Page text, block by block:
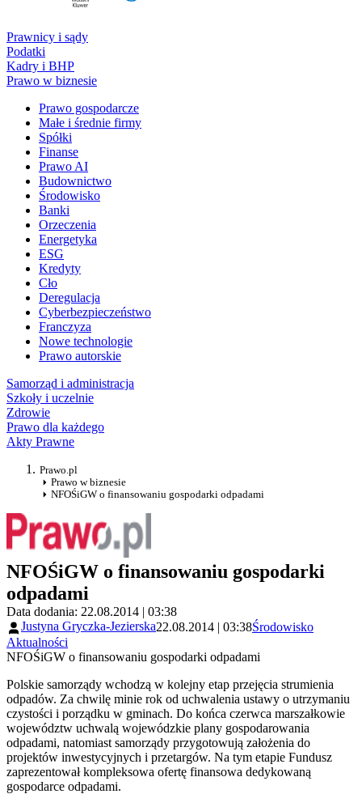
Prawnicy i sądy
Podatki
Kadry i BHP
Prawo w biznesie
Prawo gospodarcze
Małe i średnie firmy
Spółki
Finanse
Prawo AI
Budownictwo
Środowisko
Banki
Orzeczenia
Energetyka
ESG
Kredyty
Cło
Deregulacja
Cyberbezpieczeństwo
Franczyza
Nowe technologie
Prawo autorskie
Samorząd i administracja
Szkoły i uczelnie
Zdrowie
Prawo dla każdego
Akty Prawne
Prawo.pl
Prawo w biznesie
NFOŚiGW o finansowaniu gospodarki odpadami
NFOŚiGW o finansowaniu gospodarki
odpadami
Data dodania: 22.08.2014 | 03:38
Justyna Gryczka-Jezierska22.08.2014 | 03:38Środowisko
Aktualności
NFOŚiGW o finansowaniu gospodarki odpadami
Polskie samorządy wchodzą w kolejny etap przejęcia strumienia
odpadów. Za chwilę minie rok od uchwalenia ustawy o utrzymaniu
czystości i porządku w gminach. Do końca czerwca marszałkowie
województw uchwalą wojewódzkie plany gospodarowania
odpadami, natomiast samorządy przygotowują założenia do
projektów inwestycyjnych i przetargów. Na tym etapie Fundusz
zaprezentował kompleksowa ofertę finansowa dedykowaną
gospodarce odpadami.